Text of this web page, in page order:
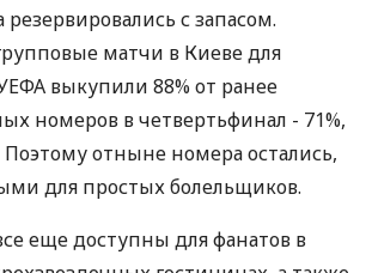
резервировались с запасом.
матчи в Киеве для
выкупили 88% от ранее
номеров в четвертьфинал - 71%,
Поэтому отныне номера остались,
для простых болельщиков.
еще доступны для фанатов в